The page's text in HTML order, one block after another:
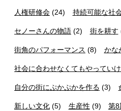
人権研修会 (24) 持続可能な社
セノーさんの物語 (2) 街を耕す
街角のパフォーマンス (8) かな
社会に合わせなくてもやってい
自分の街にぷかぷかを作る (3)
新しい文化 (5) 生産性 (9) 第8